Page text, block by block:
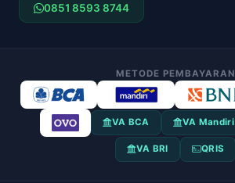
0851 8593 8744
METODE PEMBAYARAN
VA BCA VA Mandiri
VA BRI QRIS